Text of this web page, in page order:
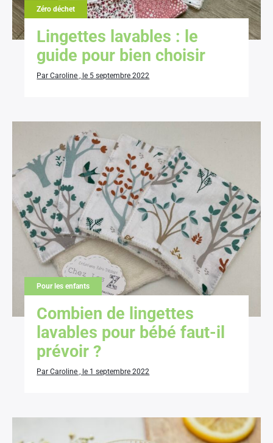
Zéro déchet
Lingettes lavables : le
guide pour bien choisir
Par Caroline , le 5 septembre 2022
Pour les enfants
Combien de lingettes
lavables pour bébé faut-il
prévoir ?
Par Caroline , le 1 septembre 2022